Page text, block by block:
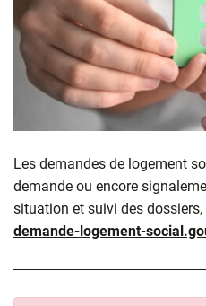
Les demandes de logement
demande ou encore
situation et suivi des
demande-logement-